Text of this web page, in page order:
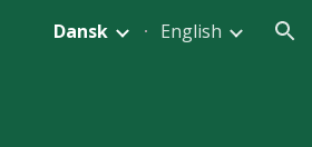
Dansk English